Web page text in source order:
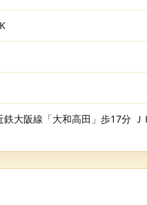
大阪線「大和高田」歩17分